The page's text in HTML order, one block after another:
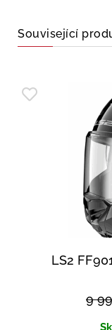
Související
LS2
9